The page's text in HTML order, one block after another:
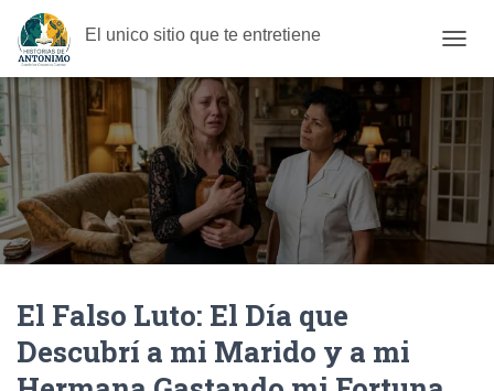
El unico sitio que te entretiene
A
M
B
M
O
D
O
El Falso Luto: El Día que
Descubrí a mi Marido y a mi